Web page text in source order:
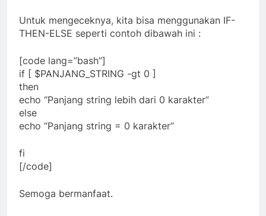
Untuk mengeceknya, kita bisa menggunakan IF-
THEN-ELSE seperti contoh dibawah ini :
[code lang=”bash”]
if [ $PANJANG_STRING -gt 0 ]
then
echo “Panjang string lebih dari 0 karakter”
else
echo “Panjang string = 0 karakter”
fi
[/code]
Semoga bermanfaat.